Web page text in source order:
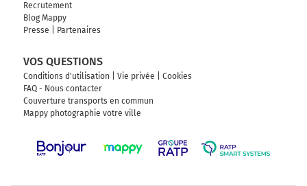
Recrutement
Blog Mappy
Presse
Partenaires
VOS QUESTIONS
Conditions d'utilisation Vie privée
Cookies
FAQ - Nous contacter
Couverture transports en commun
Mappy photographie votre ville